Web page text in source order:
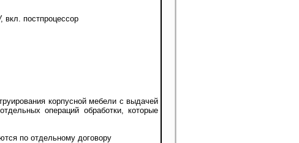
вкл. постпроцессор
корпусной мебели с выдачей
операций обработки, которые
по отдельному договору